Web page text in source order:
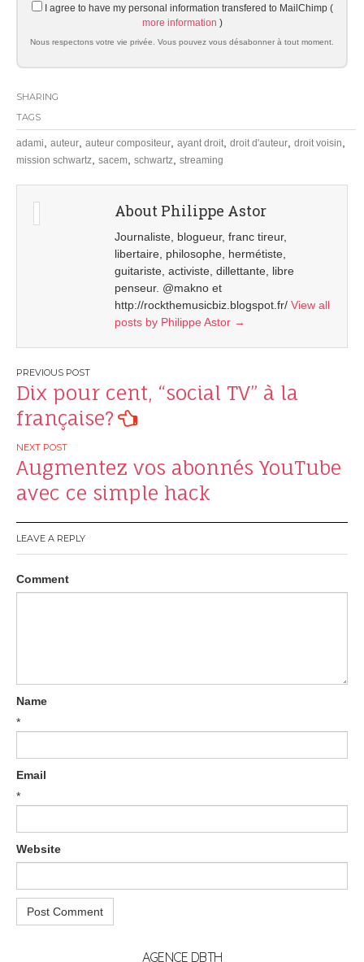
I agree to have my personal information transfered to MailChimp (
more information )
Nous respectons votre vie privée. Vous pouvez vous désabonner à tout moment.
SHARING
TAGS
adami auteur auteur compositeur ayant droit droit d'auteur droit voisin
mission schwartz sacem schwartz streaming
About Philippe Astor
Journaliste, blogueur, franc tireur,
libertaire, philosophe, hermétiste,
guitariste, activiste, dillettante, libre
penseur. @makno et
http://rockthemusicbiz.blogspot.fr/ View all
posts by Philippe Astor →
Post
navigation
Dix pour cent, “social TV” à la
française?
Augmentez vos abonnés YouTube
avec ce simple hack
LEAVE A REPLY
Comment
Name
*
Email
*
Website
AGENCE DBTH